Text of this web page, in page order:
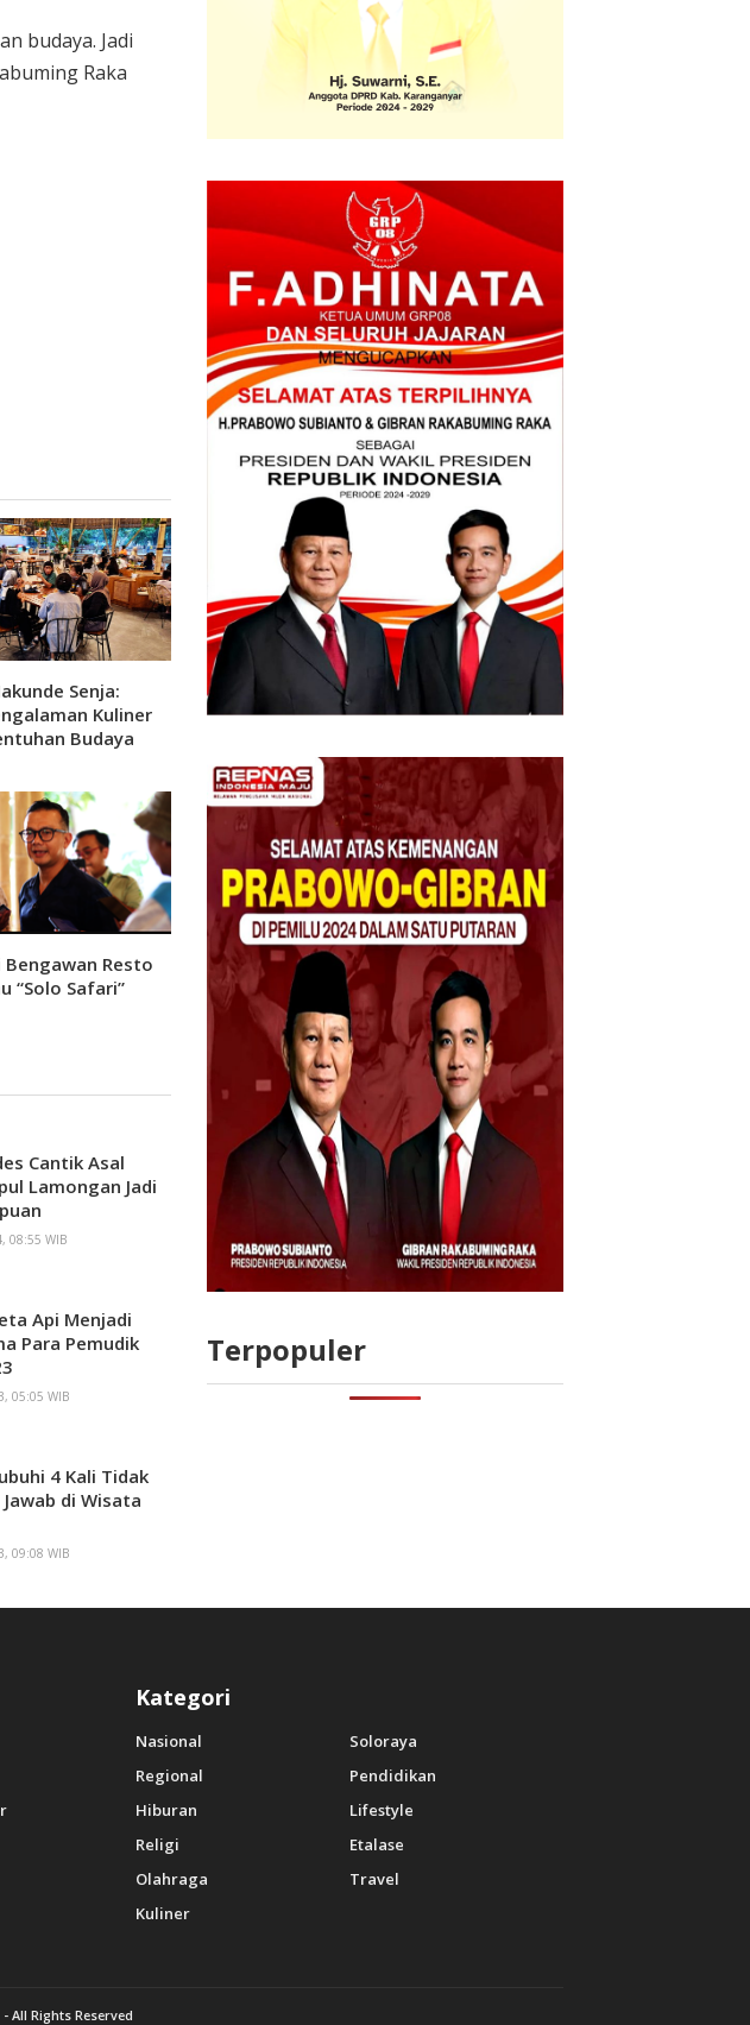
budaya. Jadi
Raka
Senja:
Kuliner
Budaya
Resto
“Solo Safari”
Cantik Asal
Lamongan Jadi
08:55 WIB
Api Menjadi
Para Pemudik
05:05 WIB
4 Kali Tidak
di Wisata
09:08 WIB
Terpopuler
Kategori
Nasional
Soloraya
Regional
Pendidikan
Hiburan
Lifestyle
Religi
Etalase
Olahraga
Travel
Kuliner
- All Rights Reserved